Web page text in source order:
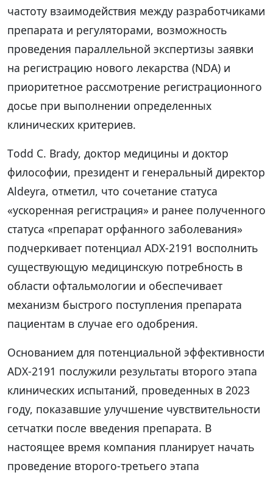
частоту взаимодействия между разработчиками
препарата и регуляторами, возможность
проведения параллельной экспертизы заявки
на регистрацию нового лекарства (NDA) и
приоритетное рассмотрение регистрационного
досье при выполнении определенных
клинических критериев.
Тodd C. Brady, доктор медицины и доктор
философии, президент и генеральный директор
Aldeyra, отметил, что сочетание статуса
«ускоренная регистрация» и ранее полученного
статуса «препарат орфанного заболевания»
подчеркивает потенциал ADX-2191 восполнить
существующую медицинскую потребность в
области офтальмологии и обеспечивает
механизм быстрого поступления препарата
пациентам в случае его одобрения.
Основанием для потенциальной эффективности
ADX-2191 послужили результаты второго этапа
клинических испытаний, проведенных в 2023
году, показавшие улучшение чувствительности
сетчатки после введения препарата. В
настоящее время компания планирует начать
проведение второго-третьего этапа